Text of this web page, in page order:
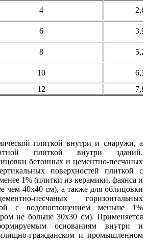
4
2,6
6
3,9
8
5,2
10
6,5
12 7,8
плиткой внутри и снаружи, а
плиткой внутри зданий.
бетонных и цементно-песчаных
поверхностей плиткой с
1% (плитки из керамики, фаянса и
чем 40х40 см), а также для облицовки
песчаных горизонтальных
с водопоглощением меньше 1%
не больше 30x30 см). Применяется
основаниям внутри и
гражданском и промышленном